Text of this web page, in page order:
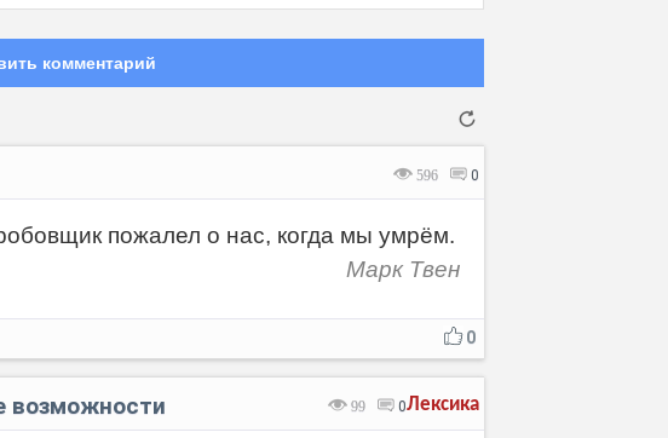
комментарий
596 0
пожалел о нас, когда мы умрём.
Марк Твен
0
Лексика
99 0
возможности